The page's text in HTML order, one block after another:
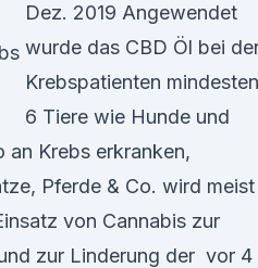
Dez. 2019 Angewendet
wurde das CBD Öl bei
Krebspatienten
6 Tiere wie Hunde und
an Krebs erkranken,
Pferde & Co. wird
von Cannabis zur
zur Linderung der vor 4